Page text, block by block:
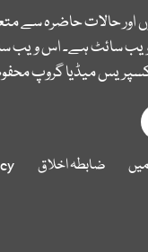
اور حالات حاضرہ سے
سائٹ ہے۔ اس ویب
میڈیا گروپ
ضابطہ اخلاق